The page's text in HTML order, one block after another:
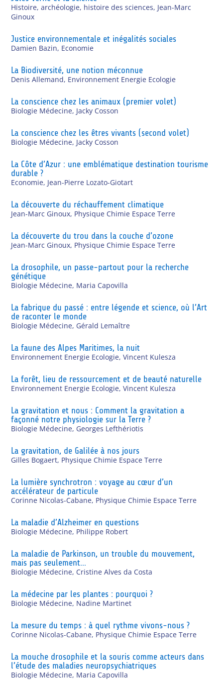
Histoire, archéologie, histoire des sciences, Jean-Marc
Ginoux
Justice environnementale et inégalités sociales
Damien Bazin, Economie
La Biodiversité, une notion méconnue
Denis Allemand, Environnement Energie Ecologie
La conscience chez les animaux (premier volet)
Biologie Médecine, Jacky Cosson
La conscience chez les êtres vivants (second volet)
Biologie Médecine, Jacky Cosson
La Côte d’Azur : une emblématique destination tourisme
durable ?
Economie, Jean-Pierre Lozato-Giotart
La découverte du réchauffement climatique
Jean-Marc Ginoux, Physique Chimie Espace Terre
La découverte du trou dans la couche d’ozone
Jean-Marc Ginoux, Physique Chimie Espace Terre
La drosophile, un passe-partout pour la recherche
génétique
Biologie Médecine, Maria Capovilla
La fabrique du passé : entre légende et science, où l’Art
de raconter le monde
Biologie Médecine, Gérald Lemaître
La faune des Alpes Maritimes, la nuit
Environnement Energie Ecologie,Vincent Kulesza
La forêt, lieu de ressourcement et de beauté naturelle
Environnement Energie Ecologie,Vincent Kulesza
La gravitation et nous : Comment la gravitation a
façonné notre physiologie sur la Terre ?
Biologie Médecine, Georges Lefthériotis
La gravitation, de Galilée à nos jours
Gilles Bogaert, Physique Chimie Espace Terre
La lumière synchrotron : voyage au cœur d’un
accélérateur de particule
Corinne Nicolas-Cabane, Physique Chimie Espace Terre
La maladie d’Alzheimer en questions
Biologie Médecine, Philippe Robert
La maladie de Parkinson, un trouble du mouvement,
mais pas seulement…
Biologie Médecine, Cristine Alves da Costa
La médecine par les plantes : pourquoi ?
Biologie Médecine, Nadine Martinet
La mesure du temps : à quel rythme vivons-nous ?
Corinne Nicolas-Cabane, Physique Chimie Espace Terre
La mouche drosophile et la souris comme acteurs dans
l’étude des maladies neuropsychiatriques
Biologie Médecine, Maria Capovilla